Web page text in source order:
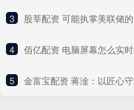
3 股莘配资 可能执掌美联储
4 佰亿配资 电脑屏幕怎么实时监
5 金富宝配资 蒋淦：以匠心守